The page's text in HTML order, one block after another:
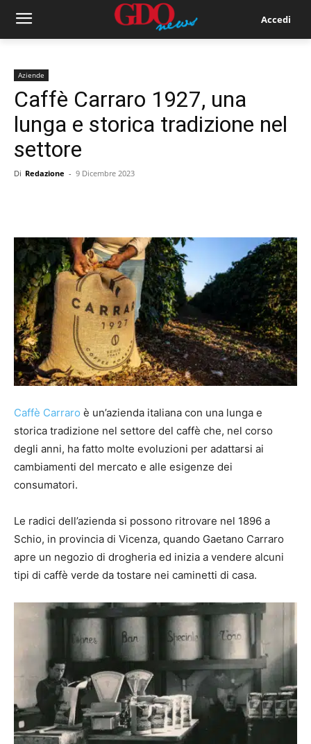
Accedi
Aziende
Caffè Carraro 1927, una
lunga e storica tradizione nel
settore
Di Redazione - 9 Dicembre 2023
Caffè Carraro è un’azienda italiana con una lunga e
storica tradizione nel settore del caffè che, nel corso
degli anni, ha fatto molte evoluzioni per adattarsi ai
cambiamenti del mercato e alle esigenze dei
consumatori.
Le radici dell’azienda si possono ritrovare nel 1896 a
Schio, in provincia di Vicenza, quando Gaetano Carraro
apre un negozio di drogheria ed inizia a vendere alcuni
tipi di caffè verde da tostare nei caminetti di casa.